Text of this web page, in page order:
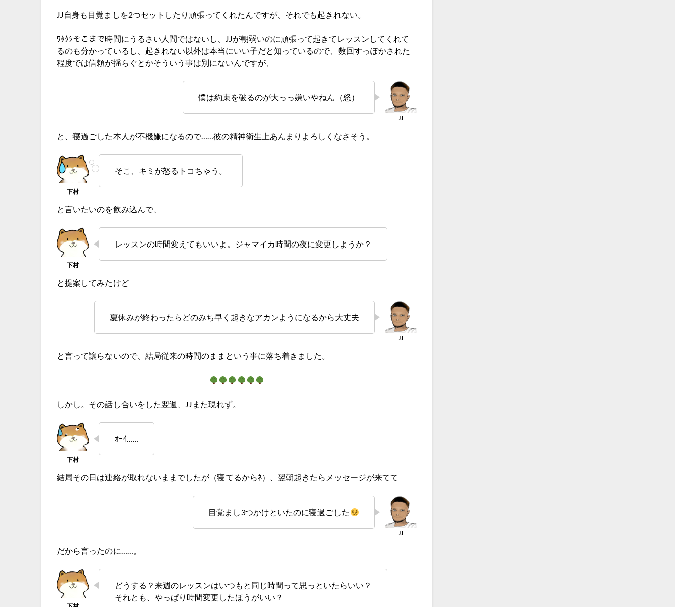
JJ自身も目覚ましを2つセットしたり頑張ってくれたんですが、それでも起きれない。
ﾜﾀｸｼそこまで時間にうるさい人間ではないし、JJが朝弱いのに頑張って起きてレッスンしてくれて
るのも分かっているし、起きれない以外は本当にいい子だと知っているので、数回すっぽかされた
程度では信頼が揺らぐとかそういう事は別にないんですが、
僕は約束を破るのが大っっ嫌いやねん（怒）
と、寝過ごした本人が不機嫌になるので……彼の精神衛生上あんまりよろしくなさそう。
そこ、キミが怒るトコちゃう。
と言いたいのを飲み込んで、
レッスンの時間変えてもいいよ。ジャマイカ時間の夜に変更しようか？
と提案してみたけど
夏休みが終わったらどのみち早く起きなアカンようになるから大丈夫
と言って譲らないので、結局従来の時間のままという事に落ち着きました。
しかし。その話し合いをした翌週、JJまた現れず。
ｵｰｲ……
結局その日は連絡が取れないままでしたが（寝てるからﾈ）、翌朝起きたらメッセージが来てて
目覚まし3つかけといたのに寝過ごした
だから言ったのに……。
どうする？来週のレッスンはいつもと同じ時間って思っといたらいい？
それとも、やっぱり時間変更したほうがいい？